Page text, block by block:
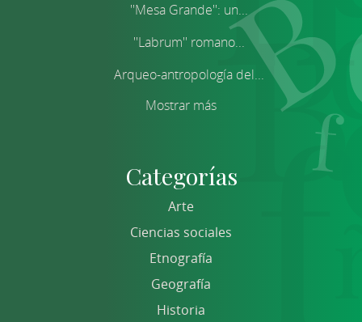
''Mesa Grande'': un...
''Labrum'' romano...
Arqueo-antropología del...
Mostrar más
Categorías
Arte
Ciencias sociales
Etnografía
Geografía
Historia